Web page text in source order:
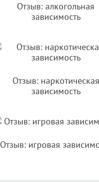
Отзыв: алкогольная
зависимость
Отзыв: наркотическая
зависимость
Отзыв: игровая